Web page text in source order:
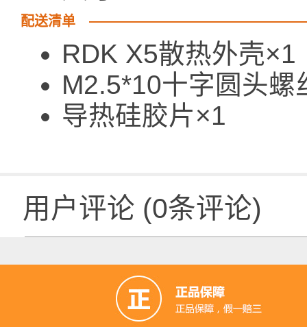
配送清单
RDK X5散热外壳×1
M2.5*10十字圆头螺
导热硅胶片×1
用户评论 (0条评论)